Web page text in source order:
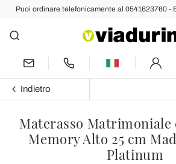
Puoi ordinare telefonicamente al 0541623760 -
Indietro
Materasso Matrimoniale
Memory Alto 25 cm
Platinum